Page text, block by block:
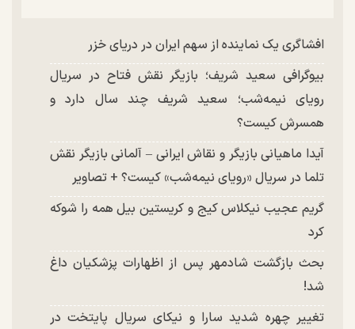
افشاگری یک نماینده از سهم ایران در دریای خزر
بیوگرافی سعید شریف؛ بازیگر نقش فتاح در سریال
رویای نیمه‌شب؛ سعید شریف چند سال دارد و
همسرش کیست؟
آیدا ماهیانی بازیگر و نقاش ایرانی – آلمانی بازیگر نقش
تلما در سریال «رویای نیمه‌شب» کیست؟ + تصاویر
گریم عجیب نیکلاس کیج و کریستین بیل همه را شوکه
کرد
بحث بازگشت شادمهر پس از اظهارات پزشکیان داغ
شد!
تغییر چهره شدید سارا و نیکای سریال پایتخت در